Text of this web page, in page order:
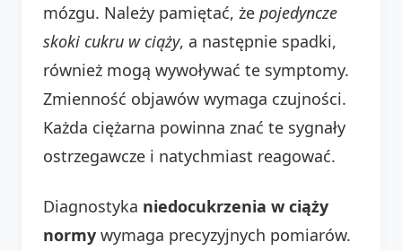
mózgu. Należy pamiętać, że pojedyncze
skoki cukru w ciąży, a następnie spadki,
również mogą wywoływać te symptomy.
Zmienność objawów wymaga czujności.
Każda ciężarna powinna znać te sygnały
ostrzegawcze i natychmiast reagować.
Diagnostyka niedocukrzenia w ciąży
normy wymaga precyzyjnych pomiarów.